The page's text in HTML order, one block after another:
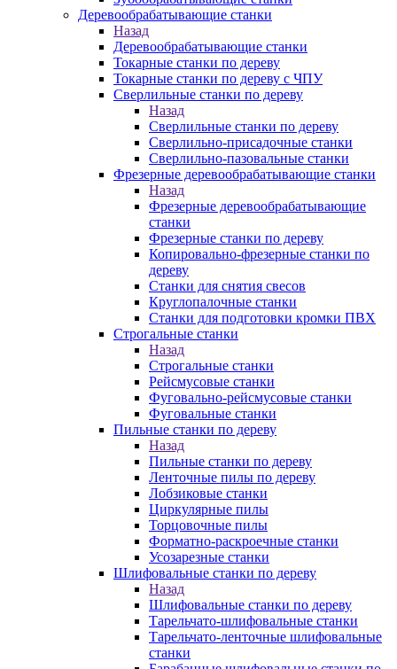
Деревообрабатывающие станки
Назад
Деревообрабатывающие станки
Токарные станки по дереву
Токарные станки по дереву с ЧПУ
Сверлильные станки по дереву
Назад
Сверлильные станки по дереву
Сверлильно-присадочные станки
Сверлильно-пазовальные станки
Фрезерные деревообрабатывающие станки
Назад
Фрезерные деревообрабатывающие
станки
Фрезерные станки по дереву
Копировально-фрезерные станки по
дереву
Станки для снятия свесов
Круглопалочные станки
Станки для подготовки кромки ПВХ
Строгальные станки
Назад
Строгальные станки
Рейсмусовые станки
Фуговально-рейсмусовые станки
Фуговальные станки
Пильные станки по дереву
Назад
Пильные станки по дереву
Ленточные пилы по дереву
Лобзиковые станки
Циркулярные пилы
Торцовочные пилы
Форматно-раскроечные станки
Усозарезные станки
Шлифовальные станки по дереву
Назад
Шлифовальные станки по дереву
Тарельчато-шлифовальные станки
Тарельчато-ленточные шлифовальные
станки